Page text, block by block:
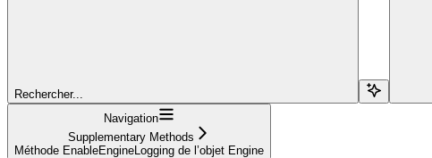
Rechercher...
Navigation
Supplementary Methods
Méthode EnableEngineLogging de l’objet Engine